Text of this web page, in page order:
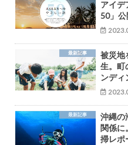
アイデ
50」公
最新記事
被災地
生。町
ンディ
最新記事
沖縄の
関係
掃レポ